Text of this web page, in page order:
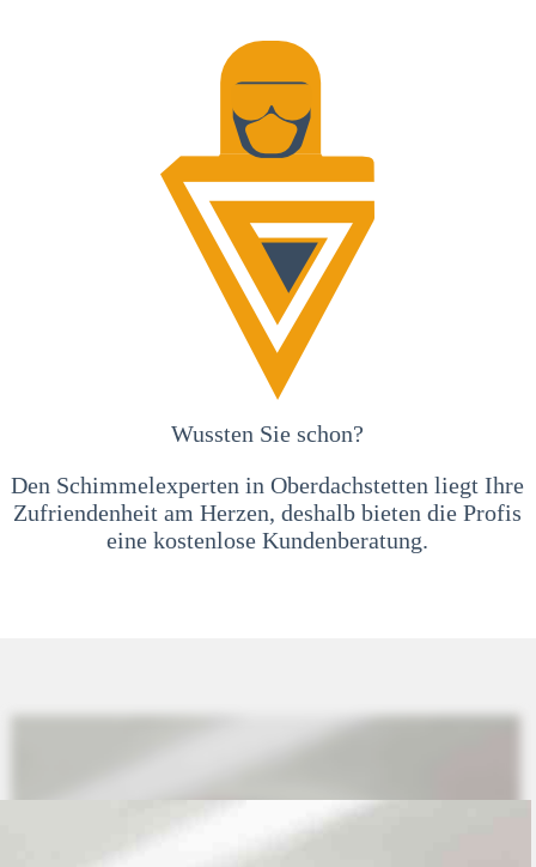
Wussten Sie schon?
Den Schimmelexperten in Oberdachstetten liegt Ihre
Zufriendenheit am Herzen, deshalb bieten die Profis
eine kostenlose Kundenberatung.